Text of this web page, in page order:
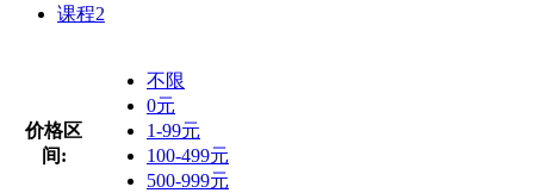
课程2
价格区
间:
不限
0元
1-99元
100-499元
500-999元